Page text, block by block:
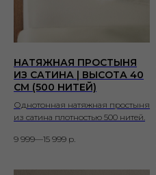
НАТЯЖНАЯ ПРОСТЫНЯ
ИЗ САТИНА | ВЫСОТА 40
СМ (500 НИТЕЙ)
Однотонная натяжная простыня
из сатина плотностью 500 нитей.
9 999—15 999 р.